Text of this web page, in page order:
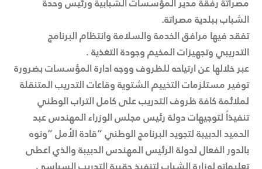
الشباب ببلدية مصراتة.
تفقد فيها مرافق الخدمة والسلامة وانتظام البرنامج
التدريبي وتجهيزات المخيم وجودة التغذية .
عبر خلالها عن ارتياحه للظروف ووجه ادارة المؤسسات بضرورة
توفير مستلزمات التخييم الشتوية وقاعات التدريب المتنقلة
لملائمة كافة ظروف التدريب على كامل التراب الوطني
تنفيذاً لتوجيهات دولة رئيس مجلس الوزراء المهندس عبد
الحميد الدبيبة لتجويد البرنامج الوطني “قادة الأمل “ونوه
بالدور الفعال لدولة الرئيس المهندس الدبيبة والذي اعطى